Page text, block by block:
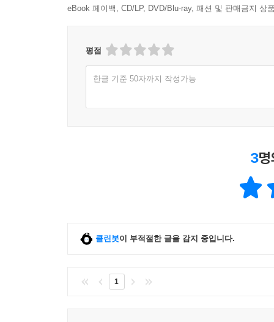
eBook 페이백, CD/LP, DVD/Blu-ray, 패션 및 판매금지 상
평점
한글 기준 50자까지 작성가능
3
클린봇이 부적절한 글을 감지 중입니다.
1